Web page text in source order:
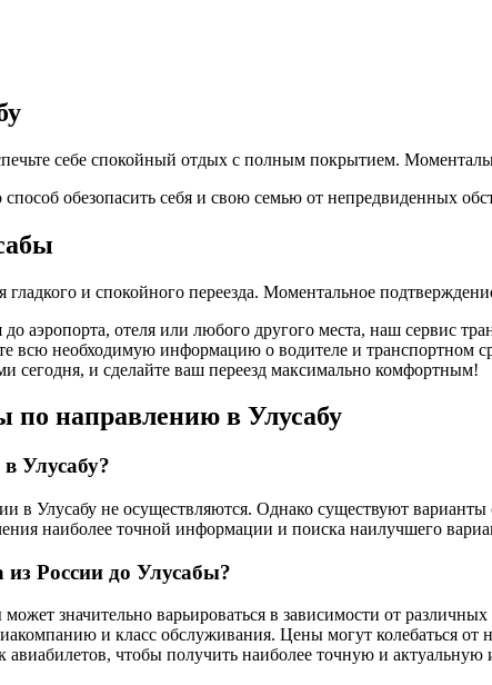
себе спокойный отдых с полным покрытием.
обезопасить себя и свою семью от непредвиденных
и спокойного переезда. Моментальное
аэропорта, отеля или любого другого места, наш сервис
всю необходимую информацию о водителе и транспортном
сегодня, и сделайте ваш переезд максимально комфортным!
по направлению в Улусабу
Улусабу?
в Улусабу не осуществляются. Однако существуют варианты
наиболее точной информации и поиска наилучшего
из России до Улусабы?
значительно варьироваться в зависимости от
и класс обслуживания. Цены могут колебаться
авиабилетов, чтобы получить наиболее точную и